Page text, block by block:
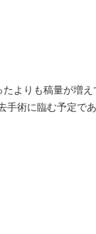
よりも稿量が増え
手術に臨む予定であ